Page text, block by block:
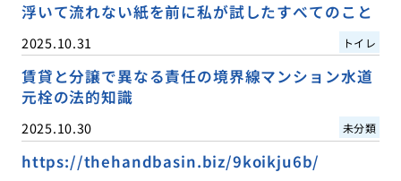
浮いて流れない紙を前に私が試したすべてのこと
2025.10.31 トイレ
賃貸と分譲で異なる責任の境界線マンション水道
元栓の法的知識
2025.10.30 未分類
https://thehandbasin.biz/9koikju6b/